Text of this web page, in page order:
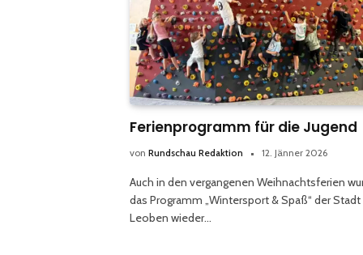
Ferienprogramm für die Jugend
von Rundschau Redaktion 12. Jänner 2026
Auch in den vergangenen Weihnachtsferien
das Programm „Wintersport & Spaß“ der Stadt
Leoben wieder…